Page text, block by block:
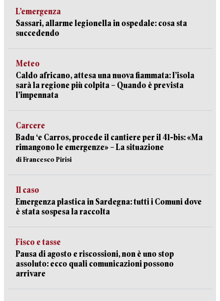
L’emergenza
Sassari, allarme legionella in ospedale: cosa sta
succedendo
Meteo
Caldo africano, attesa una nuova fiammata: l’isola
sarà la regione più colpita – Quando è prevista
l’impennata
Carcere
Badu ‘e Carros, procede il cantiere per il 41-bis: «Ma
rimangono le emergenze» – La situazione
di Francesco Pirisi
Il caso
Emergenza plastica in Sardegna: tutti i Comuni dove
è stata sospesa la raccolta
Fisco e tasse
Pausa di agosto e riscossioni, non è uno stop
assoluto: ecco quali comunicazioni possono
arrivare